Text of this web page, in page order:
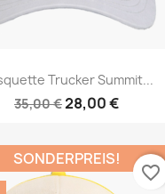
Trucker Summit...
35,00 €28,00 €
SONDERPREIS!
favorite_border